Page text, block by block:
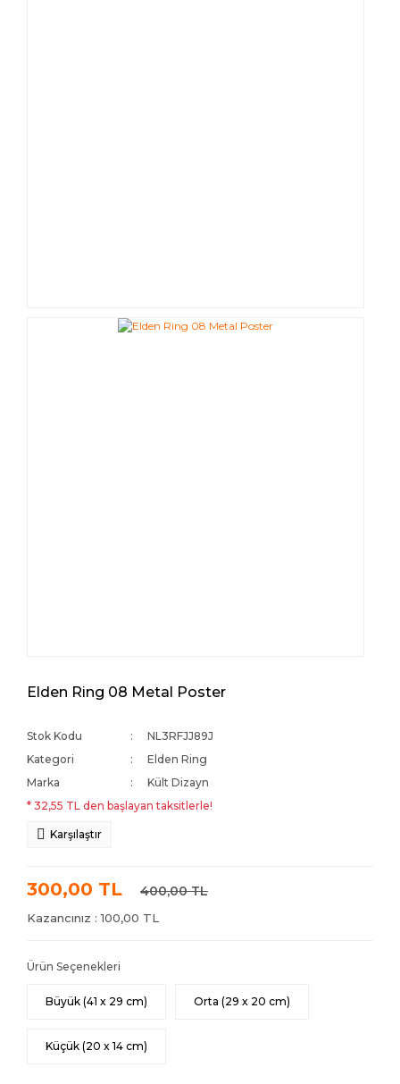
Elden Ring 08 Metal Poster
Stok Kodu
NL3RFJJ89J
Kategori
Elden Ring
Marka
Kült Dizayn
* 32,55 TL den başlayan taksitlerle!
Karşılaştır
300,00 TL 400,00 TL
Kazancınız : 100,00 TL
Ürün Seçenekleri
Büyük (41 x 29 cm) Orta (29 x 20 cm)
Küçük (20 x 14 cm)